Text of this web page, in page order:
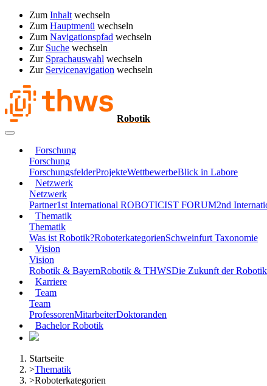
Zum Inhalt wechseln
Zum Hauptmenü wechseln
Zum Navigationspfad wechseln
Zur Suche wechseln
Zur Sprachauswahl wechseln
Zur Servicenavigation wechseln
Robotik
Forschung
Forschung
ForschungsfelderProjekteWettbewerbeBlick in Labore
Netzwerk
Netzwerk
Partner1st International ROBOTICIST FORUM2nd
Thematik
Thematik
Was ist Robotik?RoboterkategorienSchweinfurt Taxonomie
Vision
Vision
Robotik & BayernRobotik & THWSDie Zukunft der
Karriere
Team
Team
ProfessorenMitarbeiterDoktoranden
Bachelor Robotik
Startseite
>Thematik
>Roboterkategorien